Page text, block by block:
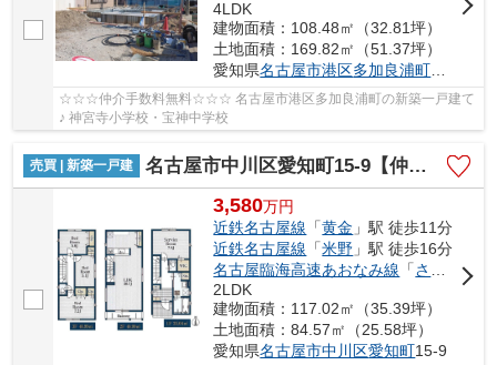
4LDK
建物面積：108.48㎡（32.81坪）
土地面積：169.82㎡（51.37坪）
愛知県名古屋市港区多加良浦町３丁目
☆☆☆仲介手数料無料☆☆☆ 名古屋市港区多加良浦町の新築一戸建て
♪ 神宮寺小学校・宝神中学校
売買 | 新築一戸建 名古屋市中川区愛知町15-9【仲介手数料無料】新築一戸建て
3,580万円
近鉄名古屋線 「黄金 」駅 徒歩11分
近鉄名古屋線 「米野 」駅 徒歩16分
名古屋臨海高速あおなみ線 「ささしまライブ
2LDK
建物面積：117.02㎡（35.39坪）
土地面積：84.57㎡（25.58坪）
愛知県名古屋市中川区愛知町15-9